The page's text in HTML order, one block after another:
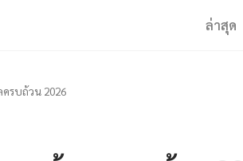
ล่าสุด
รบถ้วน 2026